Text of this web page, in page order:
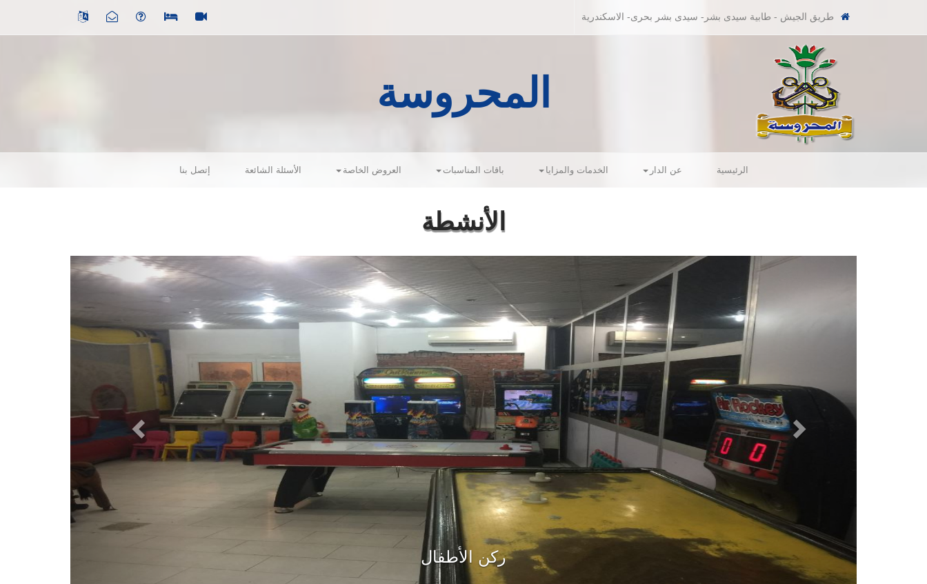
طريق الجيش - طابية سيدى بشر- سيدى بشر بحرى- الاسكندرية
المحروسة
الرئيسية عن الدار الخدمات والمزايا باقات المناسبات العروض الخاصة الأسئلة الشائعة إتصل بنا
الأنشطة
ركن الأطفال
Previous Next